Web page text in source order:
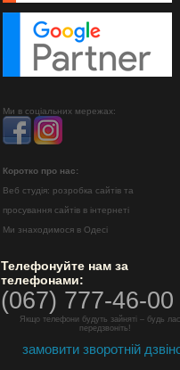
Ми в соціальних мережах:
Коротко про нас:
Веб студія: розробка сайтів та
просування сайтів в інтернеті
Ми знаходимося в Одесі
Телефонуйте нам за
телефонами:
(067) 777-46-00
Якщо телефони будуть зайняті – будь
передзвоніть!
замовити зворотній